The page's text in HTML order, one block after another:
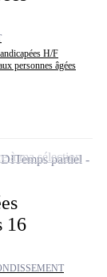
H/F
personnes âgées
16
Temps partiel
à ma sélection